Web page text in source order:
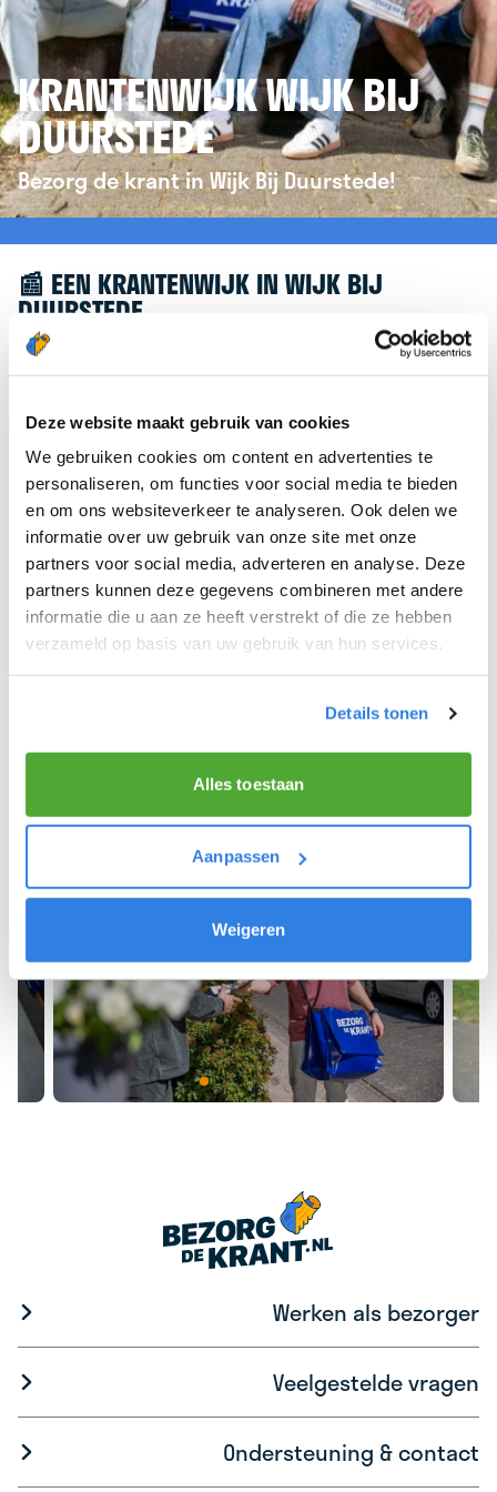
Deze website maakt gebruik van cookies
We gebruiken cookies om content en advertenties te
personaliseren, om functies voor social media te bieden
en om ons websiteverkeer te analyseren. Ook delen we
informatie over uw gebruik van onze site met onze
partners voor social media, adverteren en analyse. Deze
partners kunnen deze gegevens combineren met andere
informatie die u aan ze heeft verstrekt of die ze hebben
verzameld op basis van uw gebruik van hun services.
Details tonen
Alles toestaan
Aanpassen
Weigeren
KRANTENWIJK WIJK BIJ
DUURSTEDE
Bezorg de krant in Wijk Bij Duurstede!
📰 EEN KRANTENWIJK IN WIJK BIJ
DUURSTEDE
Leuk dat je geïnteresseerd bent in een
helpen, verwijzen we je graag door naar de
website vankrantenbezorgen.nl. Daar kun je je
eenvoudig aanmelden om de krant te bezorgen in
Wijk Bij Duurstede.
We hopen dat je snel aan de slag kunt en wensen
je veel succes! 🚴‍♂️💨
Meld je aan als krantenbezorger!
Werken als bezorger
Veelgestelde vragen
Ondersteuning & contact